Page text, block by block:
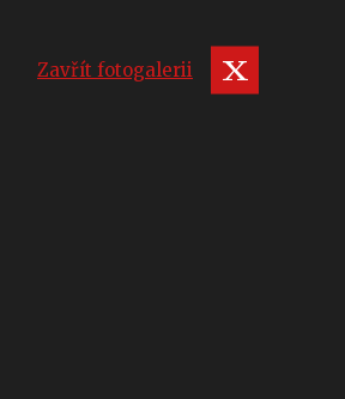
Zavřít fotogalerii